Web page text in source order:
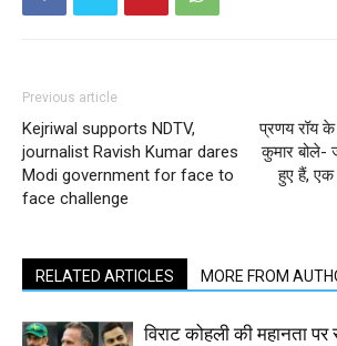
Previous article
Kejriwal supports NDTV,
journalist Ravish Kumar dares
Modi government for face to
face challenge
प्रणय रॉय के
कुमार बोले-
हुए हैं, एक
RELATED ARTICLES MORE FROM
विराट कोहली की महानता पर